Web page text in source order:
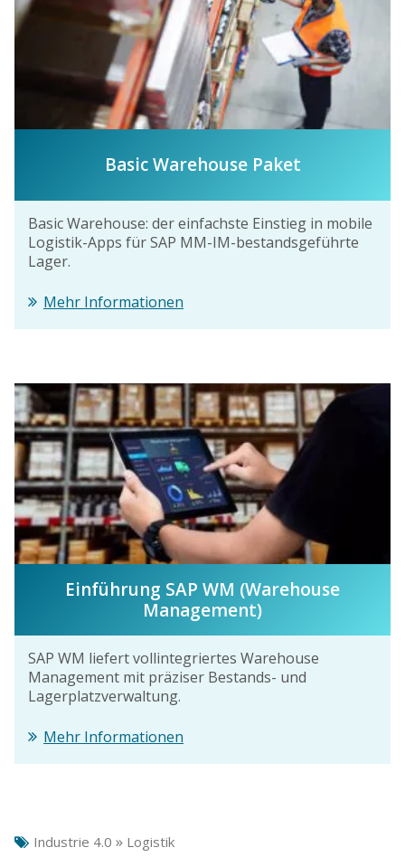
Basic Warehouse Paket
Basic Warehouse: der einfachste Einstieg in mobile
Logistik-Apps für SAP MM-IM-bestandsgeführte
Lager.
Mehr Informationen
Einführung SAP WM (Warehouse
Management)
SAP WM liefert vollintegriertes Warehouse
Management mit präziser Bestands- und
Lagerplatzverwaltung.
Mehr Informationen
Industrie 4.0 » Logistik